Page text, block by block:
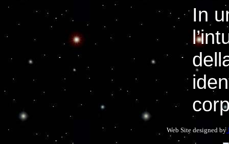
In
Web Site designed by